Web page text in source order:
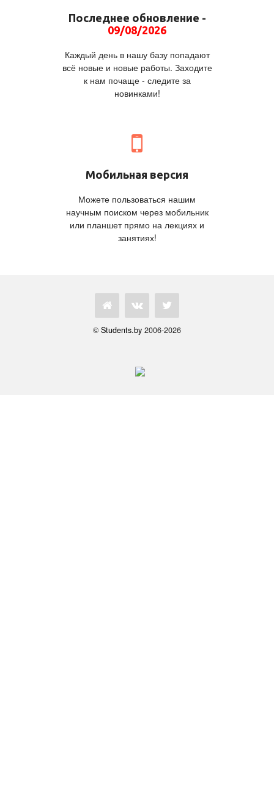
Последнее обновление -
09/08/2026
Каждый день в нашу базу попадают
всё новые и новые работы. Заходите
к нам почаще - следите за
новинками!
Мобильная версия
Можете пользоваться нашим
научным поиском через мобильник
или планшет прямо на лекциях и
занятиях!
© Students.by 2006-2026